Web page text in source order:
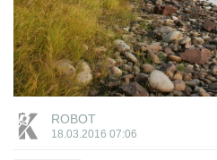
ROBOT
18.03.2016 07:06